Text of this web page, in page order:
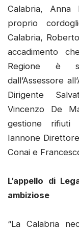
Calabria,
proprio
Calabria,
accadimento
Regione è
dall’Assessore
Dirigente
Vincenzo De
gestione rifiuti
Iannone
Conai e
L’appello di
ambiziose
“La Calabria